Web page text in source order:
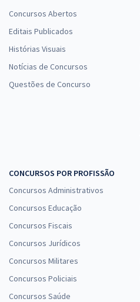
Concursos Abertos
Editais Publicados
Histórias Visuais
Notícias de Concursos
Questões de Concurso
CONCURSOS POR PROFISSÃO
Concursos Administrativos
Concursos Educação
Concursos Fiscais
Concursos Jurídicos
Concursos Militares
Concursos Policiais
Concursos Saúde